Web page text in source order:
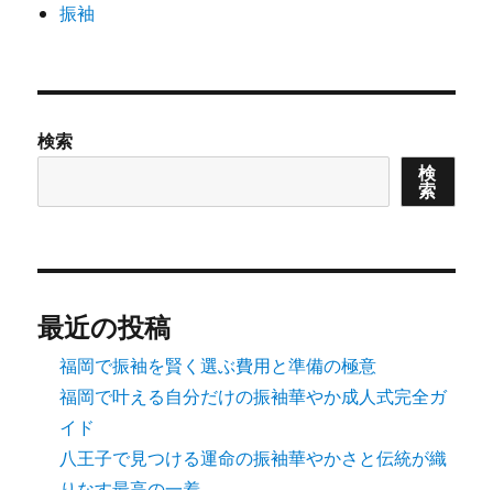
振袖
検索
検
索
最近の投稿
福岡で振袖を賢く選ぶ費用と準備の極意
福岡で叶える自分だけの振袖華やか成人式完全ガ
イド
八王子で見つける運命の振袖華やかさと伝統が織